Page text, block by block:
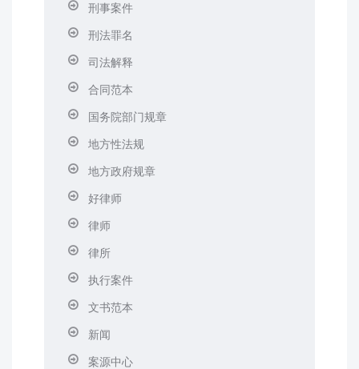
刑事案件
刑法罪名
司法解释
合同范本
国务院部门规章
地方性法规
地方政府规章
好律师
律师
律所
执行案件
文书范本
新闻
案源中心